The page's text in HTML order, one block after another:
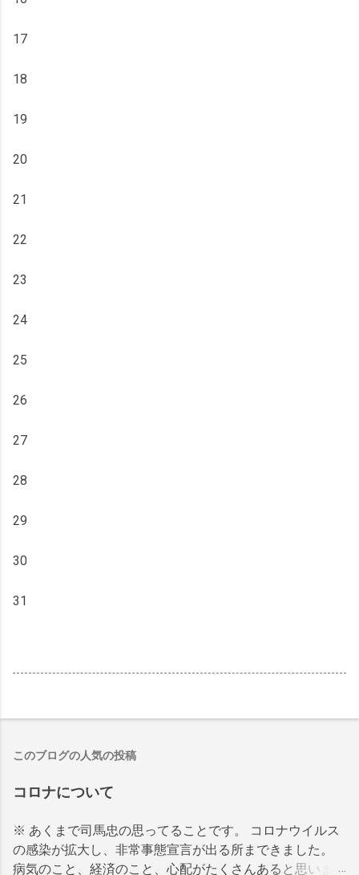
17
18
19
20
21
22
23
24
25
26
27
28
29
30
31
このブログの人気の投稿
コロナについて
※ あくまで司馬忠の思ってることです。 コロナウイルス
の感染が拡大し、非常事態宣言が出る所まできました。
病気のこと、経済のこと、心配がたくさんあると思いま